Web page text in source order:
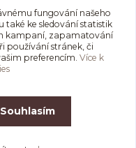
fungování našeho
také ke sledování statistik
kampaní, zapamatování
používání stránek, či
preferencím. Více k
Souhlasím